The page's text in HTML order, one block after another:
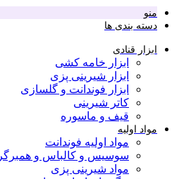
منو
دسته بندی ها
ابزار قنادی
ابزار خامه کشی
ابزار شیرینی پزی
ابزار فوندانت و گلسازی
کاتر شیرینی
قیف و ماسوره
مواد اولیه
مواد اولیه فوندانت
سوسیس و کالباس و همبرگر
مواد شیرینی پزی